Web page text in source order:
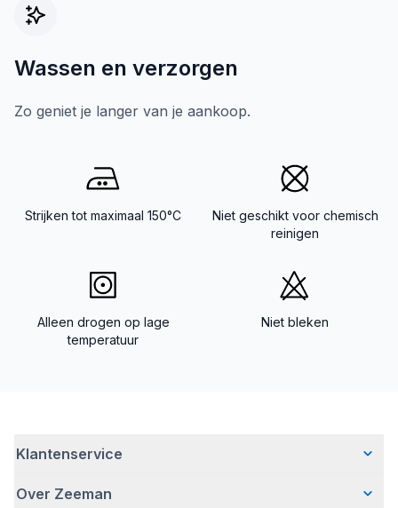
Wassen en verzorgen
Zo geniet je langer van je aankoop.
Strijken tot maximaal 150°C
Niet geschikt voor chemisch
reinigen
Alleen drogen op lage
temperatuur
Niet bleken
Klantenservice
Veelgestelde vragen
Over Zeeman